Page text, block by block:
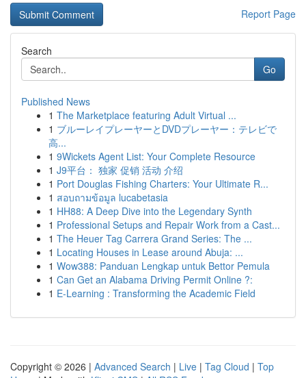
Report Page
Search
Go
Published News
1 The Marketplace featuring Adult Virtual ...
1 ブルーレイプレーヤーとDVDプレーヤー：テレビで
高...
1 9Wickets Agent List: Your Complete Resource
1 J9平台： 独家 促销 活动 介绍
1 Port Douglas Fishing Charters: Your Ultimate R...
1 สอบถามข้อมูล lucabetasia
1 HH88: A Deep Dive into the Legendary Synth
1 Professional Setups and Repair Work from a Cast...
1 The Heuer Tag Carrera Grand Series: The ...
1 Locating Houses in Lease around Abuja: ...
1 Wow388: Panduan Lengkap untuk Bettor Pemula
1 Can Get an Alabama Driving Permit Online ?:
1 E-Learning : Transforming the Academic Field
Copyright © 2026 | Advanced Search | Live | Tag Cloud | Top